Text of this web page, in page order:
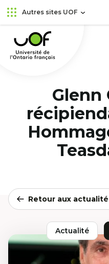
Aller
au
principal
Passer
au
contenu
Autres sites UOF
Université
de
l'Ontario
Glenn
Retour aux
Actualité